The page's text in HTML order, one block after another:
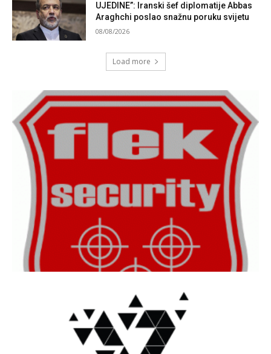
UJEDINE”: Iranski šef diplomatije Abbas
Araghchi poslao snažnu poruku svijetu
08/08/2026
Load more